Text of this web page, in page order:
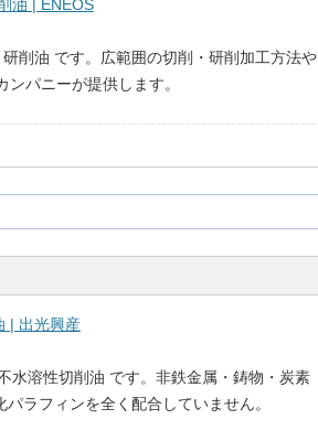
油 | ENEOS
削油 です。広範囲の切削・研削加工方法や
パニーが提供します。
| 出光興産
水溶性切削油 です。非鉄金属・鋳物・炭素
ラフィンを全く配合していません。